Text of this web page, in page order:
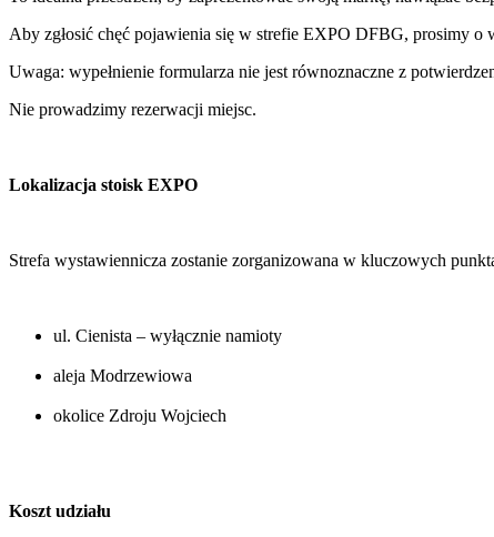
Aby zgłosić chęć pojawienia się w strefie EXPO DFBG, prosimy o
Uwaga: wypełnienie formularza nie jest równoznaczne z
Nie prowadzimy rezerwacji miejsc.
Lokalizacja stoisk EXPO
Strefa wystawiennicza zostanie zorganizowana w kluczowych
ul. Cienista – wyłącznie namioty
aleja Modrzewiowa
okolice Zdroju Wojciech
Koszt udziału